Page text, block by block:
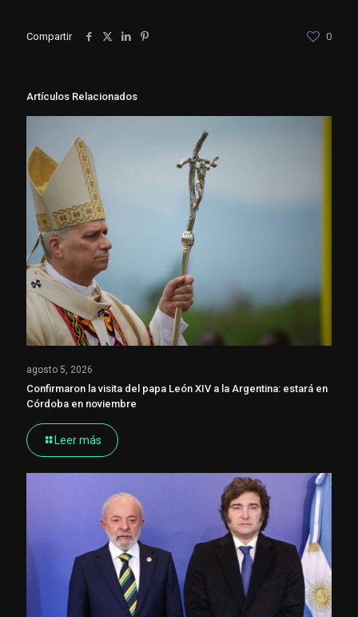
Compartir 0
Artículos Relacionados
agosto 5, 2026
Confirmaron la visita del papa León XIV a la Argentina: estará en
Córdoba en noviembre
Leer más